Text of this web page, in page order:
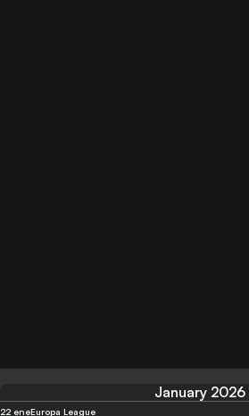
January 2026
22 eneEuropa League